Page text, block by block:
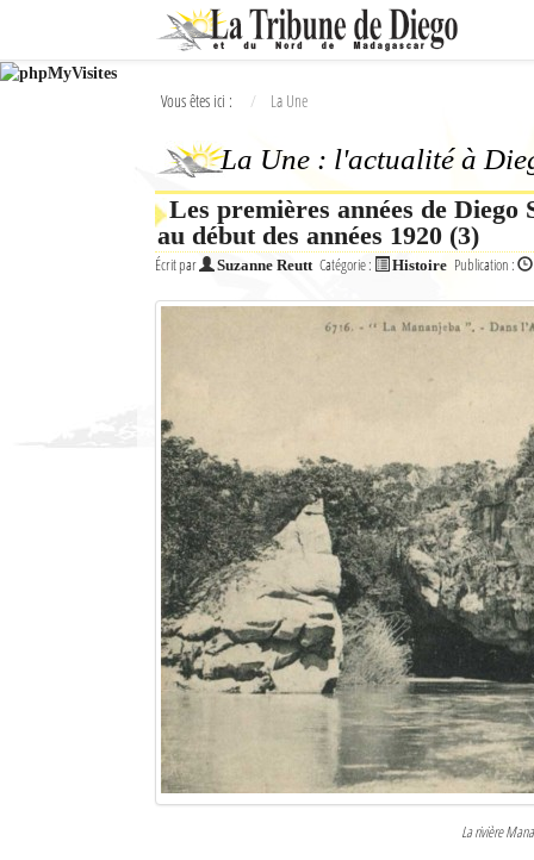
Ok
L'actualité à Diego Suarez
Le Nord de Madagascar
Vous êtes ici : La Une
La Une : l'actualité à
Les premières années de
au début des années 1920 (3)
Écrit par Suzanne Reutt Catégorie : Histoire Publication :
La rivière